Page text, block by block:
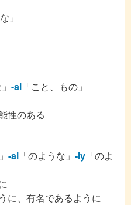
」
-al 「こと、もの」
性のある
-al 「のような」 -ly 「のよ
に、有名であるように